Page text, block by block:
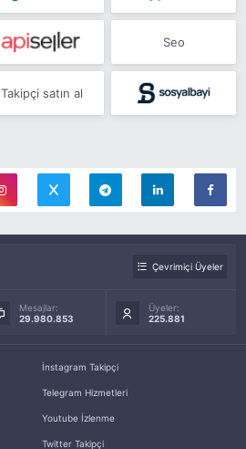
Seo
Takipçi satın al
Çevrimiçi Üyeler
Mesajlar:
29.980.853
Üyeler:
225.881
İnstagram Takipçi
Telegram Hizmetleri
Youtube İzlenme
Twitter Takipçi